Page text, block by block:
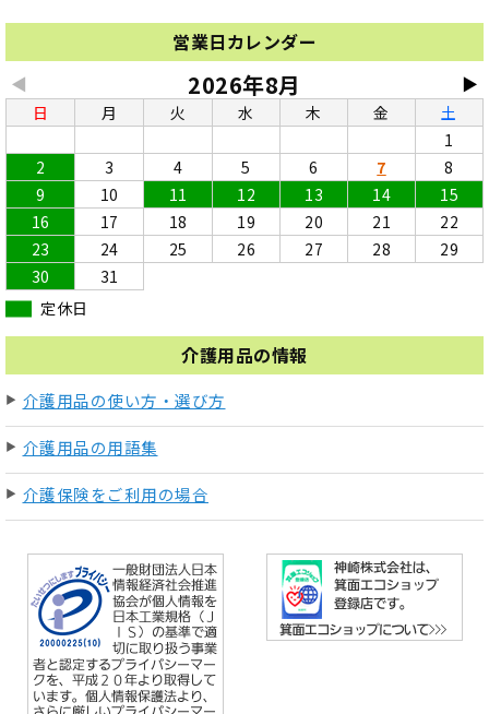
営業日カレンダー
◀ ▶
2026年8月
日 月 火 水 木 金
土
1
2
3 4 5 6 7
8
9
10 11 12 13 14
15
16
17 18 19 20 21
22
23
24 25 26 27 28
29
30
31
定休日
介護用品の情報
介護用品の使い方・選び方
介護用品の用語集
介護保険をご利用の場合